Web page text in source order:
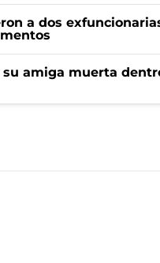
a dos
amiga muerta